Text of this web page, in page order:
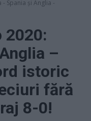
Spania și Anglia -
2020:
–
istoric
fără
8-0!